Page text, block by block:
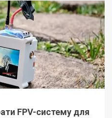
FPV-систему для